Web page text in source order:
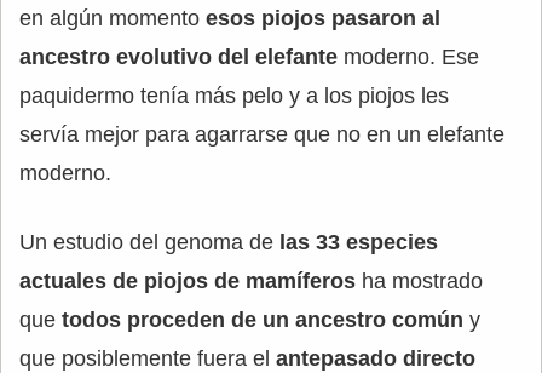
en algún momento esos piojos pasaron al
ancestro evolutivo del elefante moderno. Ese
paquidermo tenía más pelo y a los piojos les
servía mejor para agarrarse que no en un elefante
moderno.
Un estudio del genoma de las 33 especies
actuales de piojos de mamíferos ha mostrado
que todos proceden de un ancestro común y
que posiblemente fuera el antepasado directo